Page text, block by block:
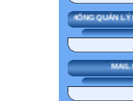
SMAS HỆ THỐNG
MAIL NỘI BỘ